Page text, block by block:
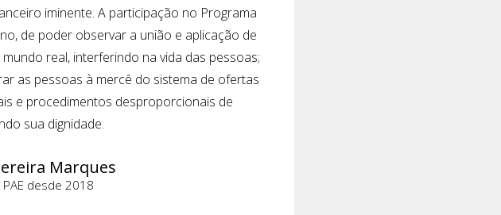
iminente. A participação no Programa
de poder observar a união e aplicação de
real, interferindo na vida das pessoas;
as pessoas à mercê do sistema de ofertas
e procedimentos desproporcionais de
sua dignidade.
Marques
desde 2018